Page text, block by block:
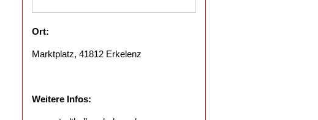
Ort:
Marktplatz, 41812 Erkelenz
Weitere Infos: